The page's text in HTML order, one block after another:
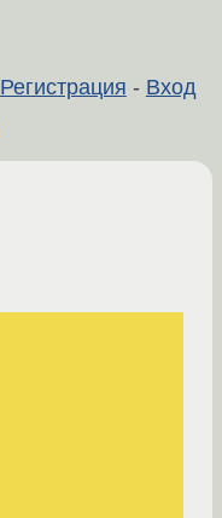
Регистрация - Вход